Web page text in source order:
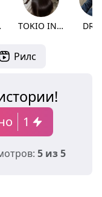
TOKIO INKARAMI
Рилс
1
5 из 5